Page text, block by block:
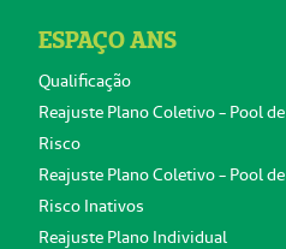
ESPAÇO ANS
Qualificação
Reajuste Plano Coletivo - Pool de
Risco
Reajuste Plano Coletivo - Pool de
Risco Inativos
Reajuste Plano Individual